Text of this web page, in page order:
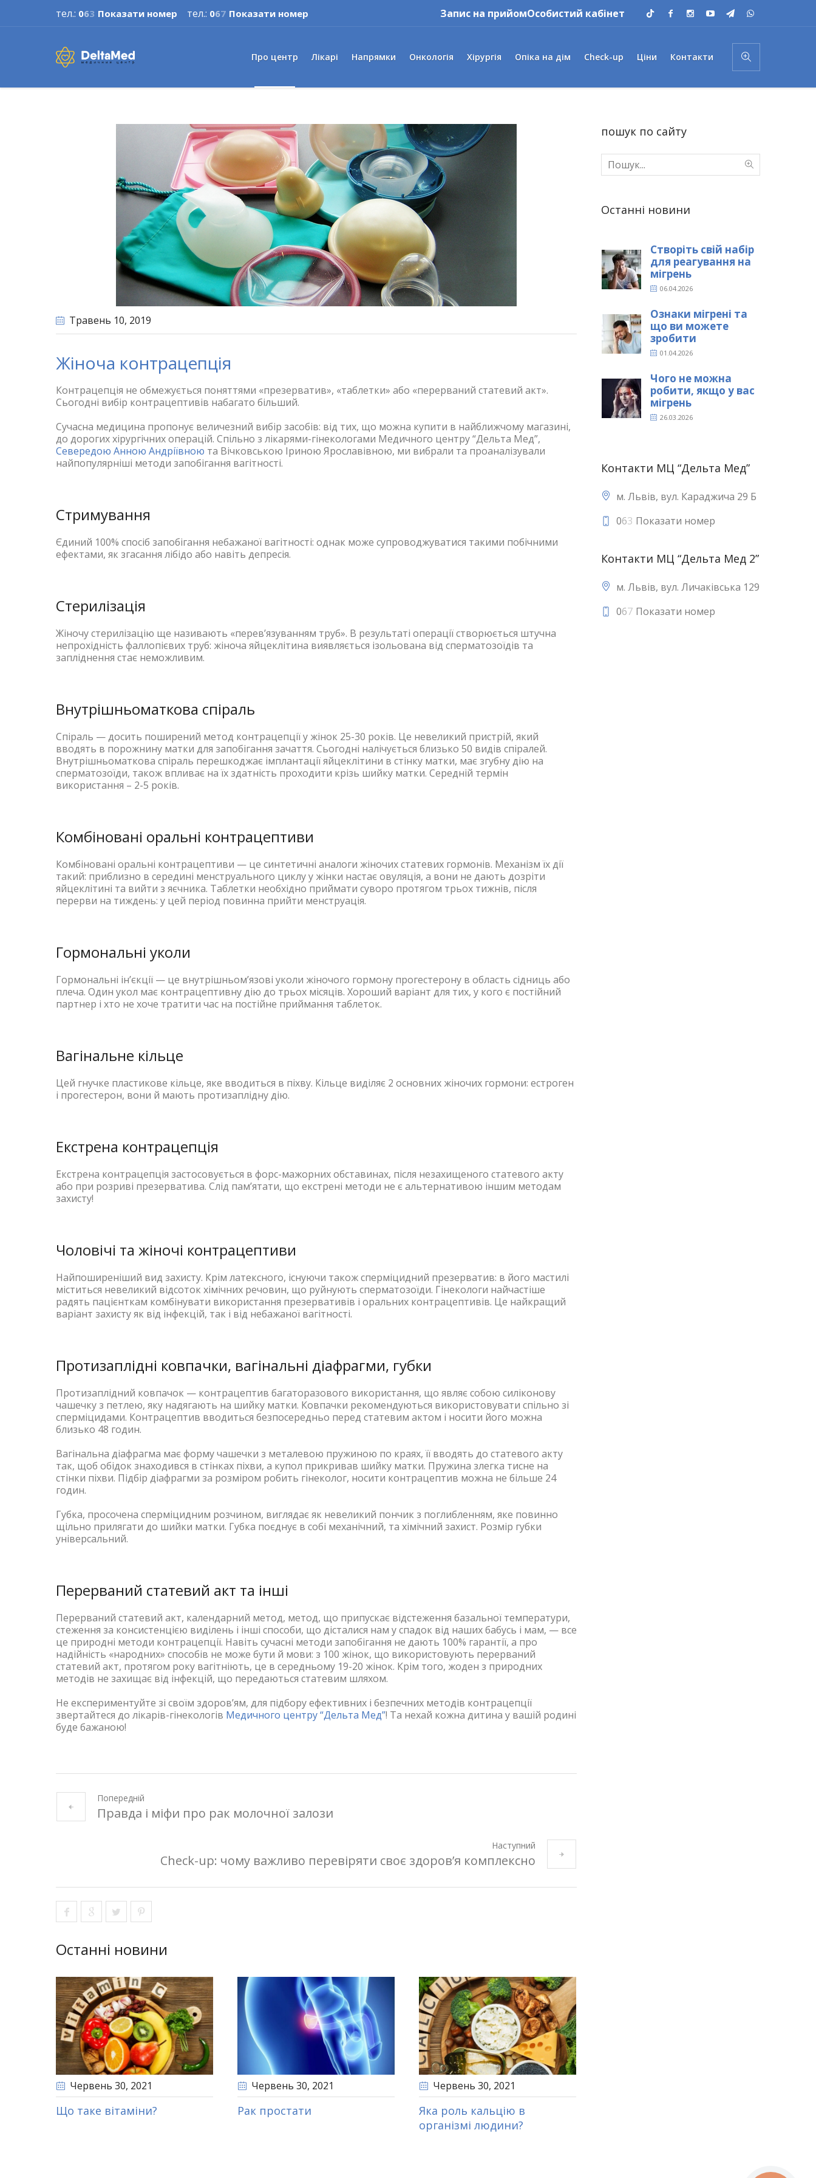
Запис на прийомОсобистий кабінет
тел.: 063 Показати номер тел.: 067 Показати номер
Про центр Лікарі Напрямки Онкологія Хірургія Опіка на дім Check-up Ціни Контакти
Травень 10, 2019
Жіноча контрацепція
Контрацепція не обмежується поняттями «презерватив», «таблетки» або «перерваний статевий акт».
Сьогодні вибір контрацептивів набагато більший.
Сучасна медицина пропонує величезний вибір засобів: від тих, що можна купити в найближчому магазині,
до дорогих хірургічних операцій. Спільно з лікарями-гінекологами Медичного центру “Дельта Мед”,
Севередою Анною Андріївною та Вічковською Іриною Ярославівною, ми вибрали та проаналізували
найпопулярніші методи запобігання вагітності.
Стримування
Єдиний 100% спосіб запобігання небажаної вагітності: однак може супроводжуватися такими побічними
ефектами, як згасання лібідо або навіть депресія.
Стерилізація
Жіночу стерилізацію ще називають «перев’язуванням труб». В результаті операції створюється штучна
непрохідність фаллопієвих труб: жіноча яйцеклітина виявляється ізольована від сперматозоїдів та
запліднення стає неможливим.
Внутрішньоматкова спіраль
Спіраль — досить поширений метод контрацепції у жінок 25-30 років. Це невеликий пристрій, який
вводять в порожнину матки для запобігання зачаття. Сьогодні налічується близько 50 видів спіралей.
Внутрішньоматкова спіраль перешкоджає імплантації яйцеклітини в стінку матки, має згубну дію на
сперматозоїди, також впливає на їх здатність проходити крізь шийку матки. Середній термін
використання – 2-5 років.
Комбіновані оральні контрацептиви
Комбіновані оральні контрацептиви — це синтетичні аналоги жіночих статевих гормонів. Механізм їх дії
такий: приблизно в середині менструального циклу у жінки настає овуляція, а вони не дають дозріти
яйцеклітині та вийти з яєчника. Таблетки необхідно приймати суворо протягом трьох тижнів, після
перерви на тиждень: у цей період повинна прийти менструація.
Гормональні уколи
Гормональні ін’єкції — це внутрішньом’язові уколи жіночого гормону прогестерону в область сідниць або
плеча. Один укол має контрацептивну дію до трьох місяців. Хороший варіант для тих, у кого є постійний
партнер і хто не хоче тратити час на постійне приймання таблеток.
Вагінальне кільце
Цей гнучке пластикове кільце, яке вводиться в піхву. Кільце виділяє 2 основних жіночих гормони: естроген
і прогестерон, вони й мають протизаплідну дію.
Екстрена контрацепція
Екстрена контрацепція застосовується в форс-мажорних обставинах, після незахищеного статевого акту
або при розриві презерватива. Слід пам’ятати, що екстрені методи не є альтернативою іншим методам
захисту!
Чоловічі та жіночі контрацептиви
Найпоширеніший вид захисту. Крім латексного, існуючи також сперміцидний презерватив: в його мастилі
міститься невеликий відсоток хімічних речовин, що руйнують сперматозоїди. Гінекологи найчастіше
радять пацієнткам комбінувати використання презервативів і оральних контрацептивів. Це найкращий
варіант захисту як від інфекцій, так і від небажаної вагітності.
Протизаплідні ковпачки, вагінальні діафрагми, губки
Протизаплідний ковпачок — контрацептив багаторазового використання, що являє собою силіконову
чашечку з петлею, яку надягають на шийку матки. Ковпачки рекомендуються використовувати спільно зі
сперміцидами. Контрацептив вводиться безпосередньо перед статевим актом і носити його можна
близько 48 годин.
Вагінальна діафрагма має форму чашечки з металевою пружиною по краях, її вводять до статевого акту
так, щоб обідок знаходився в стінках піхви, а купол прикривав шийку матки. Пружина злегка тисне на
стінки піхви. Підбір діафрагми за розміром робить гінеколог, носити контрацептив можна не більше 24
годин.
Губка, просочена сперміцидним розчином, виглядає як невеликий пончик з поглибленням, яке повинно
щільно прилягати до шийки матки. Губка поєднує в собі механічний, та хімічний захист. Розмір губки
універсальний.
Перерваний статевий акт та інші
Перерваний статевий акт, календарний метод, метод, що припускає відстеження базальної температури,
стеження за консистенцією виділень і інші способи, що дісталися нам у спадок від наших бабусь і мам, — все
це природні методи контрацепції. Навіть сучасні методи запобігання не дають 100% гарантії, а про
надійність «народних» способів не може бути й мови: з 100 жінок, що використовують перерваний
статевий акт, протягом року вагітніють, це в середньому 19-20 жінок. Крім того, жоден з природних
методів не захищає від інфекцій, що передаються статевим шляхом.
Не експериментуйте зі своїм здоров’ям, для підбору ефективних і безпечних методів контрацепції
звертайтеся до лікарів-гінекологів Медичного центру “Дельта Мед”! Та нехай кожна дитина у вашій родині
буде бажаною!
Попередній
Правда і міфи про рак молочної залози
Наступний
Check-up: чому важливо перевіряти своє здоров’я комплексно
Останні новини
Червень 30, 2021
Що таке вітаміни?
Червень 30, 2021
Рак простати
Червень 30, 2021
Яка роль кальцію в
організмі людини?
пошук по сайту
Останні новини
Створіть свій набір
для реагування на
мігрень
06.04.2026
Ознаки мігрені та
що ви можете
зробити
01.04.2026
Чого не можна
робити, якщо у вас
мігрень
26.03.2026
Контакти МЦ “Дельта Мед”
м. Львів, вул. Караджича 29 Б
063 Показати номер
Контакти МЦ “Дельта Мед 2”
м. Львів, вул. Личаківська 129
067 Показати номер